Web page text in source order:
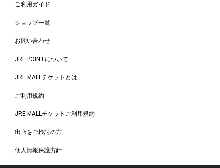
ご利用ガイド
ショップ一覧
お問い合わせ
JRE POINTについて
JRE MALLチケットとは
ご利用規約
JRE MALLチケットご利用規約
出店をご検討の方
個人情報保護方針